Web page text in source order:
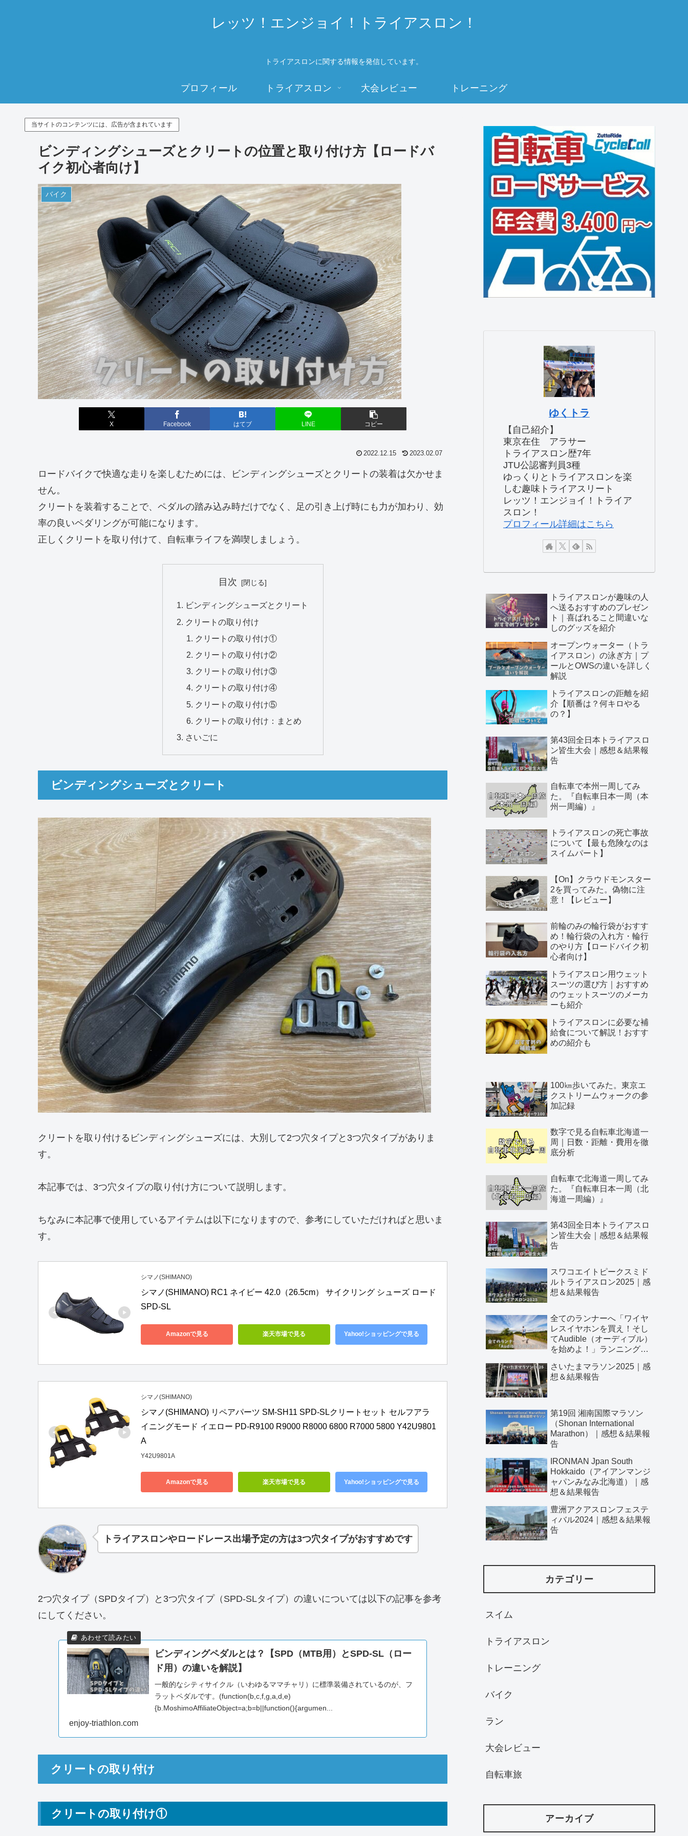
レッツ！エンジョイ！トライアスロン！
トライアスロンに関する情報を発信しています。
プロフィール トライアスロン 大会レビュー トレーニング
当サイトのコンテンツには、広告が含まれています
ビンディングシューズとクリートの位置と取り付け方【ロードバ
イク初心者向け】
バイク
X Facebook はてブ LINE コピー
2022.12.15 2023.02.07
ロードバイクで快適な走りを楽しむためには、ビンディングシューズとクリートの装着は欠かせま
せん。
クリートを装着することで、ペダルの踏み込み時だけでなく、足の引き上げ時にも力が加わり、効
率の良いペダリングが可能になります。
正しくクリートを取り付けて、自転車ライフを満喫しましょう。
目次
ビンディングシューズとクリート
クリートの取り付け
クリートの取り付け①
クリートの取り付け②
クリートの取り付け③
クリートの取り付け④
クリートの取り付け⑤
クリートの取り付け：まとめ
さいごに
ビンディングシューズとクリート
クリートを取り付けるビンディングシューズには、大別して2つ穴タイプと3つ穴タイプがありま
す。
本記事では、3つ穴タイプの取り付け方について説明します。
ちなみに本記事で使用しているアイテムは以下になりますので、参考にしていただければと思いま
す。
シマノ(SHIMANO)
シマノ(SHIMANO) RC1 ネイビー 42.0（26.5cm） サイクリング シューズ ロード
SPD-SL
Amazonで見る 楽天市場で見る Yahoo!ショッピングで見る
シマノ(SHIMANO)
シマノ(SHIMANO) リペアパーツ SM-SH11 SPD-SLクリートセット セルフアラ
イニングモード イエロー PD-R9100 R9000 R8000 6800 R7000 5800 Y42U9801
A
Y42U9801A
Amazonで見る 楽天市場で見る Yahoo!ショッピングで見る
トライアスロンやロードレース出場予定の方は3つ穴タイプがおすすめです
2つ穴タイプ（SPDタイプ）と3つ穴タイプ（SPD-SLタイプ）の違いについては以下の記事を参考
にしてください。
ビンディングペダルとは？【SPD（MTB用）とSPD-SL（ロー
ド用）の違いを解説】
一般的なシティサイクル（いわゆるママチャリ）に標準装備されているのが、フ
ラットペダルです。(function(b,c,f,g,a,d,e)
{b.MoshimoAffiliateObject=a;b=b||function(){argumen...
enjoy-triathlon.com
クリートの取り付け
クリートの取り付け①
ゆくトラ
【自己紹介】
東京在住 アラサー
トライアスロン歴7年
JTU公認審判員3種
ゆっくりとトライアスロンを楽
しむ趣味トライアスリート
レッツ！エンジョイ！トライア
スロン！
プロフィール詳細はこちら
トライアスロンが趣味の人
へ送るおすすめのプレゼン
ト｜喜ばれること間違いな
しのグッズを紹介
オープンウォーター（トラ
イアスロン）の泳ぎ方｜プ
ールとOWSの違いを詳しく
解説
トライアスロンの距離を紹
介【順番は？何キロやる
の？】
第43回全日本トライアスロ
ン皆生大会｜感想＆結果報
告
自転車で本州一周してみ
た。『自転車日本一周（本
州一周編）』
トライアスロンの死亡事故
について【最も危険なのは
スイムパート】
【On】クラウドモンスター
2を買ってみた。偽物に注
意！【レビュー】
前輪のみの輪行袋がおすす
め！輪行袋の入れ方・輪行
のやり方【ロードバイク初
心者向け】
トライアスロン用ウェット
スーツの選び方｜おすすめ
のウェットスーツのメーカ
ーも紹介
トライアスロンに必要な補
給食について解説！おすす
めの紹介も
100㎞歩いてみた。東京エ
クストリームウォークの参
加記録
数字で見る自転車北海道一
周｜日数・距離・費用を徹
底分析
自転車で北海道一周してみ
た。『自転車日本一周（北
海道一周編）』
第43回全日本トライアスロ
ン皆生大会｜感想＆結果報
告
スワコエイトピークスミド
ルトライアスロン2025｜感
想＆結果報告
全てのランナーへ「ワイヤ
レスイヤホンを買え！そし
てAudible（オーディブル）
を始めよ！」ランニング効
さいたまマラソン2025｜感
想＆結果報告
第19回 湘南国際マラソン
（Shonan International
Marathon）｜感想＆結果報
告
IRONMAN Jpan South
Hokkaido（アイアンマンジ
ャパンみなみ北海道）｜感
想＆結果報告
豊洲アクアスロンフェステ
ィバル2024｜感想＆結果報
告
カテゴリー
スイム
トライアスロン
トレーニング
バイク
ラン
大会レビュー
自転車旅
アーカイブ